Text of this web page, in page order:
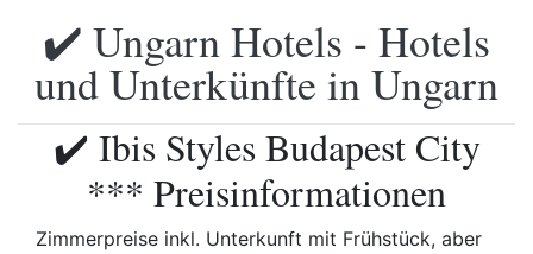
✔️ Ungarn Hotels - Hotels
und Unterkünfte in Ungarn
✔️ Ibis Styles Budapest City
*** Preisinformationen
Zimmerpreise inkl. Unterkunft mit Frühstück, aber